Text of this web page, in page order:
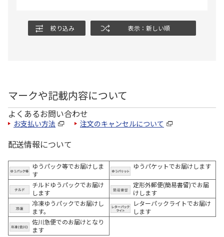
絞り込み 表示：新しい順
マークや記載内容について
よくあるお問い合わせ
お支払い方法 注文のキャンセルについて
配送情報について
ゆうパック等でお届けしま
す
ゆうパケットでお届けします
チルドゆうパックでお届け
します
定形外郵便(簡易書留)でお届
けします
冷凍ゆうパックでお届けし
ます。
レターパックライトでお届け
します
佐川急便でのお届けとなり
ます